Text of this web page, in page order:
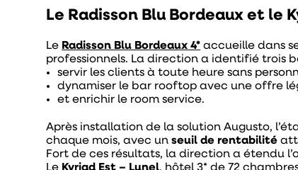
Le Radisson Blu Bordeaux et le
Le Radisson Blu Bordeaux 4* accueille dans
professionnels. La direction a identifié trois
servir les clients à toute heure sans
dynamiser le bar rooftop avec une offre
et enrichir le room service.
Après installation de la solution Augusto,
chaque mois, avec un seuil de rentabilité
Fort de ces résultats, la direction a étendu